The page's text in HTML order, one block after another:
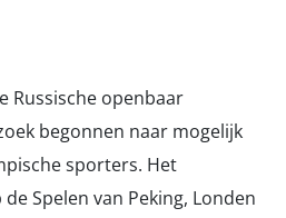
Russische openbaar
begonnen naar mogelijk
sporters. Het
Spelen van Peking, Londen